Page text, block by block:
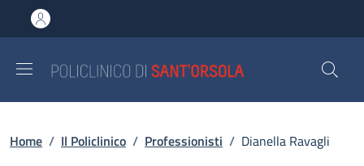
al contenuto principale
to footer content
Briciole di pane
Home / Il Policlinico / Professionisti / Dianella Ravagli